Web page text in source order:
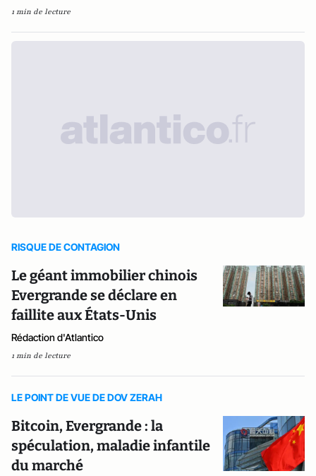
1 min de lecture
RISQUE DE CONTAGION
Le géant immobilier chinois
Evergrande se déclare en
faillite aux États-Unis
Rédaction d'Atlantico
1 min de lecture
LE POINT DE VUE DE DOV ZERAH
Bitcoin, Evergrande : la
spéculation, maladie infantile
du marché